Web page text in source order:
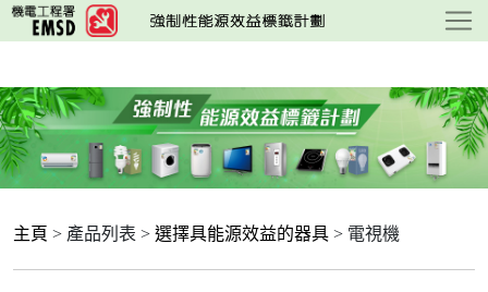
跳
至
要
內
容
主頁 > 產品列表 > 選擇具能源效益的器具 > 電視機